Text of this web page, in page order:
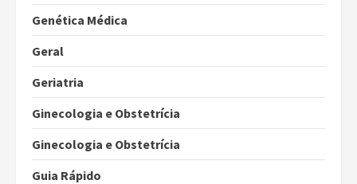
Genética Médica
Geral
Geriatria
Ginecologia e Obstetrícia
Ginecologia e Obstetrícia
Guia Rápido